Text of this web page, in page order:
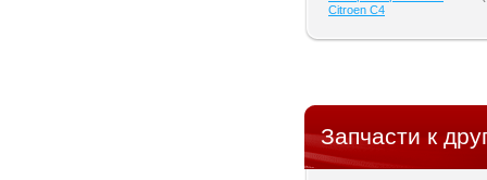
Citroen C4
Запчасти к